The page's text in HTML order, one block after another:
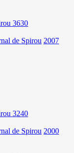
3630
de Spirou 2007
3240
de Spirou 2000